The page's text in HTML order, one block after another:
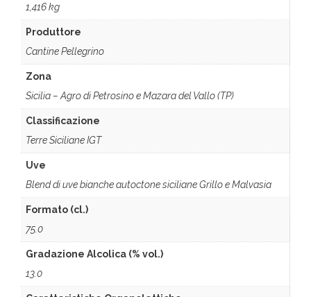
1,416 kg
Produttore
Cantine Pellegrino
Zona
Sicilia – Agro di Petrosino e Mazara del Vallo (TP)
Classificazione
Terre Siciliane IGT
Uve
Blend di uve bianche autoctone siciliane Grillo e Malvasia
Formato (cl.)
75.0
Gradazione Alcolica (% vol.)
13.0